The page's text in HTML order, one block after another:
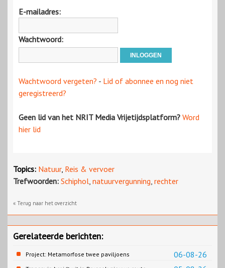
E-mailadres:
Wachtwoord:
Wachtwoord vergeten? - Lid of abonnee en nog niet
geregistreerd?
Geen lid van het NRIT Media Vrijetijdsplatform? Word
hier lid
Topics: Natuur, Reis & vervoer
Trefwoorden: Schiphol, natuurvergunning, rechter
« Terug naar het overzicht
Gerelateerde berichten:
06-08-26
Project: Metamorfose twee paviljoens
Biesbosch MuseumEiland